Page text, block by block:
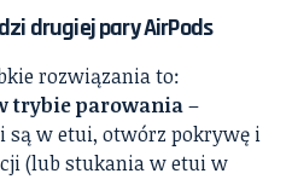
drugiej pary AirPods
rozwiązania to:
trybie parowania–
są w etui, otwórz pokrywę i
(lub stukania w etui w